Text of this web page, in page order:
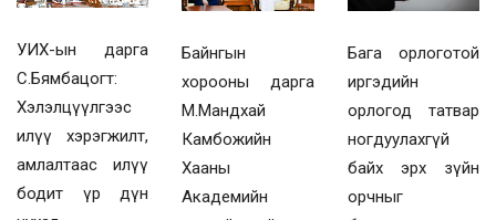
УИХ-ын дарга
С.Бямбацогт:
Хэлэлцүүлгээс
илүү хэрэгжилт,
амлалтаас илүү
бодит үр дүн
Байнгын
хорооны дарга
М.Мандхай
Камбожийн
Хааны
Академийн
Бага орлоготой
иргэдийн
орлогод татвар
ногдуулахгүй
байх эрх зүйн
орчныг